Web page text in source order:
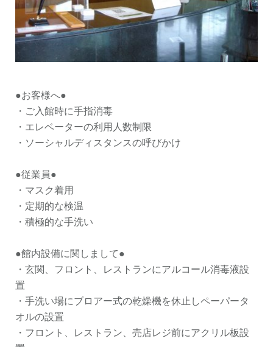
●お客様へ●
・ご入館時に手指消毒
・エレベーターの利用人数制限
・ソーシャルディスタンスの呼びかけ
●従業員●
・マスク着用
・定期的な検温
・積極的な手洗い
●館内設備に関しまして●
・玄関、フロント、レストランにアルコール消毒液設
置
・手洗い場にブロアー式の乾燥機を休止しペーパータ
オルの設置
・フロント、レストラン、売店レジ前にアクリル板設